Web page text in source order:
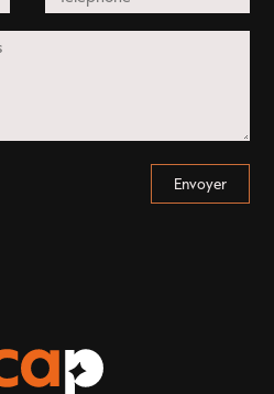
Envoyer